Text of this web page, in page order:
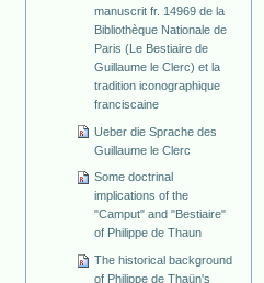
manuscrit fr. 14969 de la
Bibliothèque Nationale de
Paris (Le Bestiaire de
Guillaume le Clerc) et la
tradition iconographique
franciscaine
Ueber die Sprache des
Guillaume le Clerc
Some doctrinal
implications of the
"Camput" and "Bestiaire"
of Philippe de Thaun
The historical background
of Philippe de Thaün's